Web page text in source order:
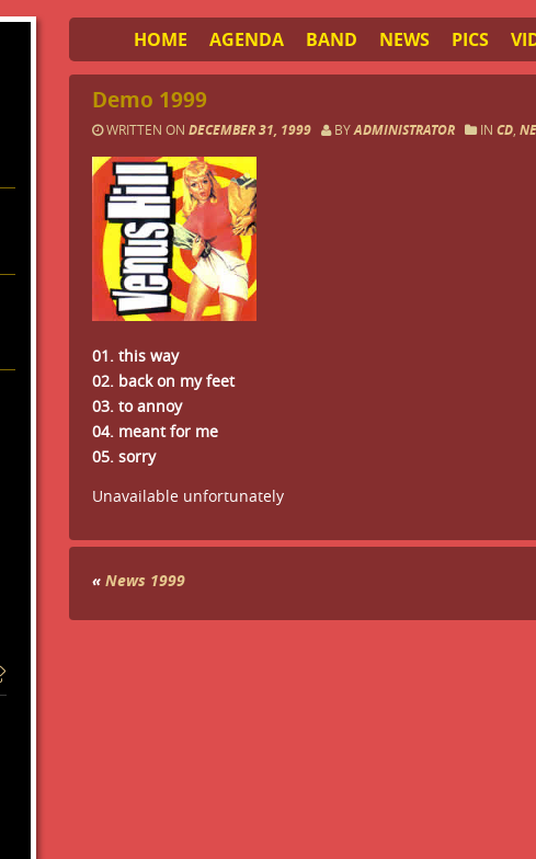
HOME AGENDA BAND NEWS PICS
Demo 1999
WRITTEN ON DECEMBER 31, 1999 BYADMINISTRATOR IN CD,
01. this way
02. back on my feet
03. to annoy
04. meant for me
05. sorry
Unavailable unfortunately
« News 1999